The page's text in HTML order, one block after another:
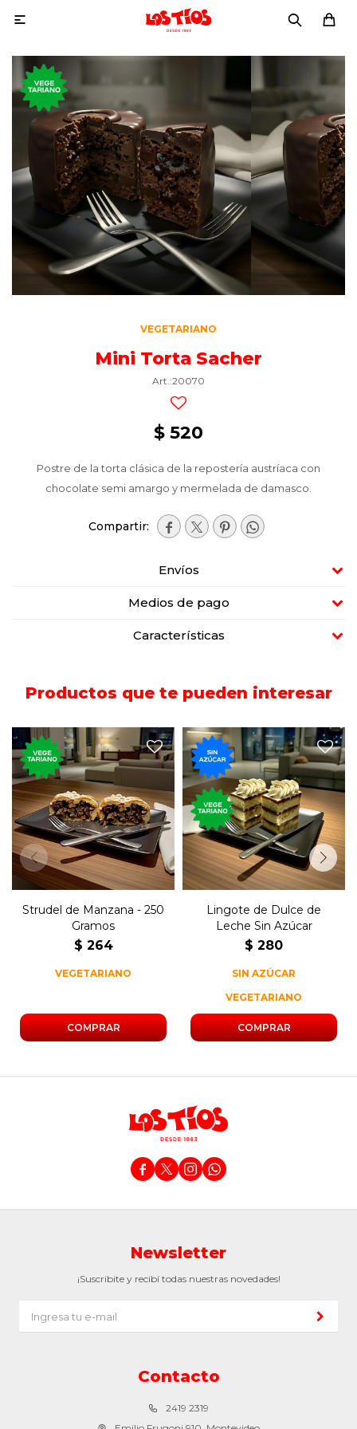

VEGETARIANO
Mini Torta Sacher
20070
$ 520
Postre de la torta clásica de la repostería austríaca con
chocolate semi amargo y mermelada de damasco.
   
Envíos
Medios de pago
Características
Productos que te pueden interesar
250 gramos del postre
tradicional de manzana de
la cocina austríaca y
alemana.
Strudel de Manzana - 250
Gramos
$ 264
VEGETARIANO
Postre de bizcochuelo con
dulce de leche sin azúcar.
Lingote de Dulce de
Leche Sin Azúcar
$ 280
SIN AZÚCAR
VEGETARIANO
   
Contacto
2419 2319
Newsletter
¡Suscribite y recibí todas nuestras novedades!